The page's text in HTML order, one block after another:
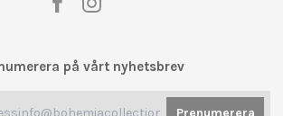
på vårt nyhetsbrev
Prenumerera